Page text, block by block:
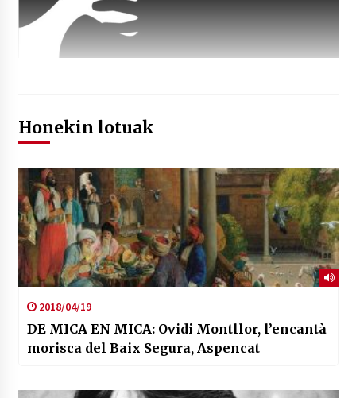
Honekin lotuak
2018/04/19
DE MICA EN MICA: Ovidi Montllor, l’encantà
morisca del Baix Segura, Aspencat